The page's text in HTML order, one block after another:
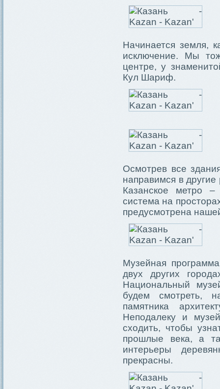
Начинается земля,
исключение. Мы
центре, у
Кул Шариф.
Осмотрев все
направимся в
Казанское метро
система на
предусмотрена
Музейная
двух других
Национальный
будем смотреть,
памятника
Неподалеку и
сходить, чтобы
прошлые века, а
интерьеры
прекрасны.